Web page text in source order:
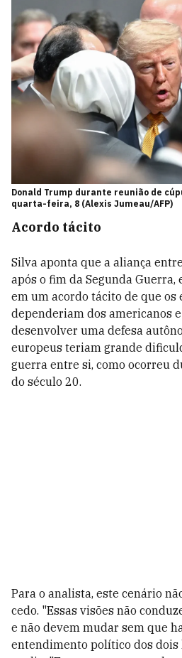
Donald Trump durante reunião de
quarta-feira, 8 (Alexis Jumeau/AFP)
Acordo tácito
Silva aponta que a aliança
após o fim da Segunda Guerra,
em um acordo tácito de que os
dependeriam dos americanos
desenvolver uma defesa
europeus teriam grande
guerra entre si, como ocorreu
do século 20.
Para o analista, este cenário
cedo. "Essas visões não
e não devem mudar sem que
entendimento político dos dois